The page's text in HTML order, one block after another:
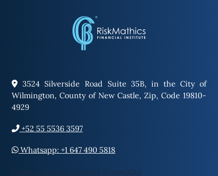
3524 Silverside Road Suite 35B, in the City of
Wilmington, County of New Castle, Zip, Code 19810-
4929
+52 55 5536 3597
Whatsapp: +1 647 490 5818
Conoce nuestro aviso de Privacidad